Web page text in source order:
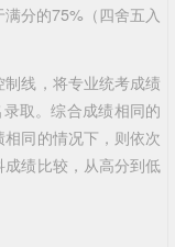
分的75%（四舍五入
线，将专业统考成绩
取。综合成绩相同的
同的情况下，则依次
绩比较，从高分到低